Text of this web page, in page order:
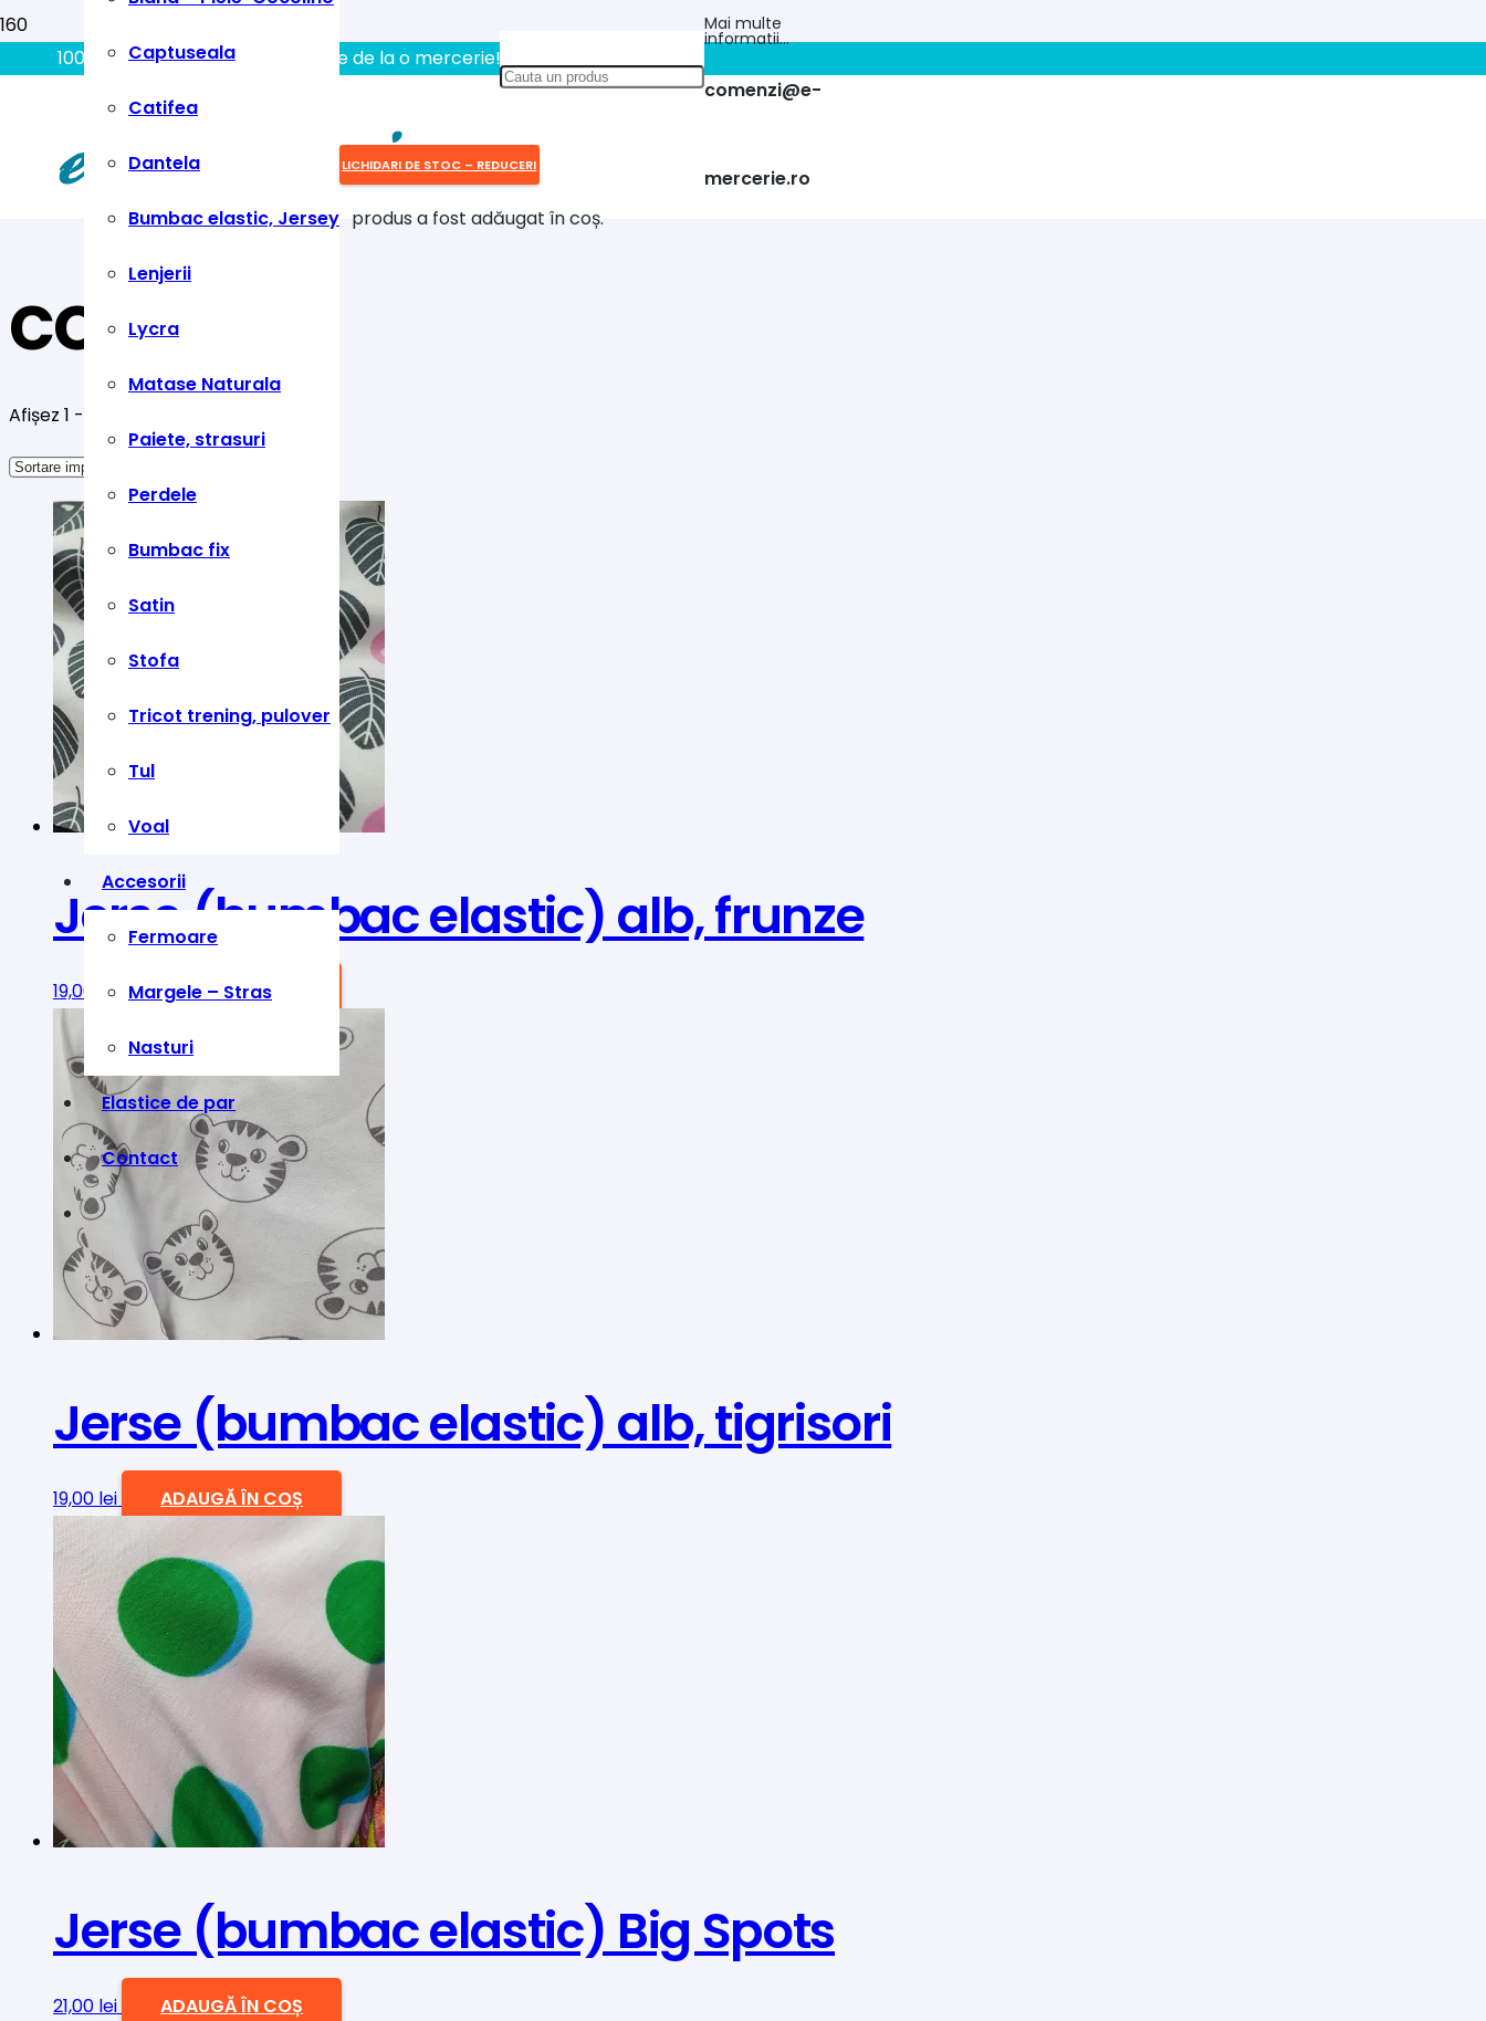
100% aici gasiti tot ce aveti nevoie de la o mercerie!!
Mai multe
informatii…
comenzi@e-
mercerie.ro
Captuseala
Catifea
Dantela
Bumbac elastic, Jersey
Lenjerii
Lycra
Matase Naturala
Paiete, strasuri
Perdele
Bumbac fix
Satin
Stofa
Tricot trening, pulover
Tul
Voal
Accesorii
Fermoare
Margele – Stras
Nasturi
Elastice de par
Contact
LICHIDARI DE STOC – REDUCERI
produsa fost adăugat în coș.
copii
Afișez 1 - 10 din 11 rezultate
Jerse (bumbac elastic) alb, frunze
19,00 lei ADAUGĂ ÎN COȘ
Jerse (bumbac elastic) alb, tigrisori
19,00 lei ADAUGĂ ÎN COȘ
Jerse (bumbac elastic) Big Spots
21,00 lei ADAUGĂ ÎN COȘ